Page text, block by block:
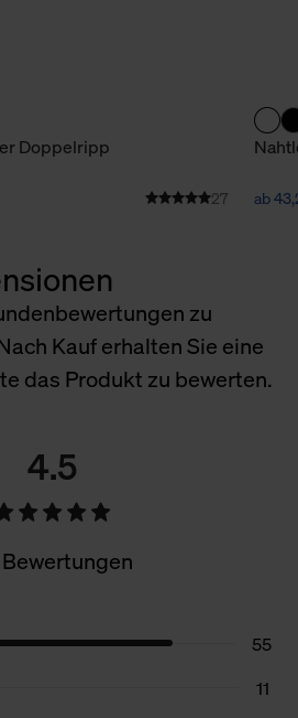
Doppelripp
27 ab
zu
Kauf erhalten Sie eine
das Produkt zu bewerten.
4.5
55
11